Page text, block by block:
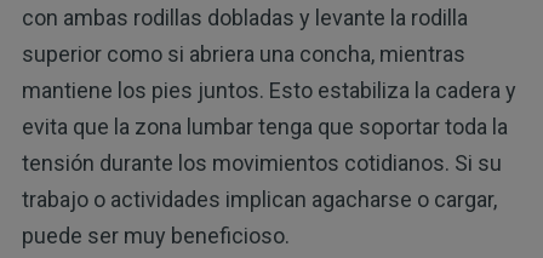
con ambas rodillas dobladas y levante la rodilla
superior como si abriera una concha, mientras
mantiene los pies juntos. Esto estabiliza la cadera y
evita que la zona lumbar tenga que soportar toda la
tensión durante los movimientos cotidianos. Si su
trabajo o actividades implican agacharse o cargar,
puede ser muy beneficioso.